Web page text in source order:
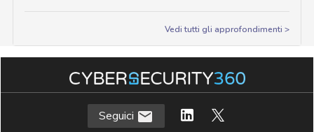
Vedi tutti gli approfondimenti >
Seguici